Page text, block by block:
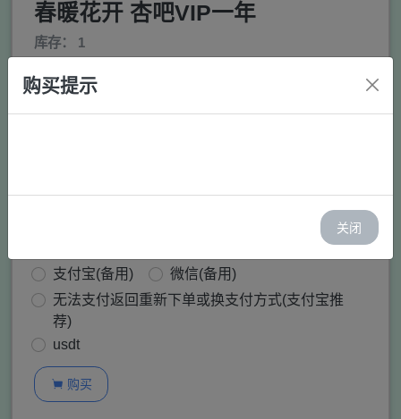
春暖花开 杏吧VIP一年
库存： 1
价格：￥ 120.00
邮箱:
+
支付宝(备用)
微信(备用)
无法支付返回重新下单或换支付方式(支付宝推
荐)
usdt
 购买
购买提示
关闭